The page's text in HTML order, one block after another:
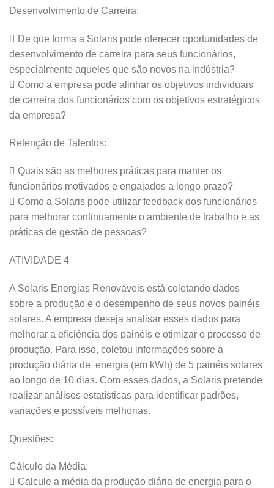
Desenvolvimento de Carreira:
 De que forma a Solaris pode oferecer oportunidades de
desenvolvimento de carreira para seus funcionários,
especialmente aqueles que são novos na indústria?
 Como a empresa pode alinhar os objetivos individuais
de carreira dos funcionários com os objetivos estratégicos
da empresa?
Retenção de Talentos:
 Quais são as melhores práticas para manter os
funcionários motivados e engajados a longo prazo?
 Como a Solaris pode utilizar feedback dos funcionários
para melhorar continuamente o ambiente de trabalho e as
práticas de gestão de pessoas?
ATIVIDADE 4
A Solaris Energias Renováveis está coletando dados
sobre a produção e o desempenho de seus novos painéis
solares. A empresa deseja analisar esses dados para
melhorar a eficiência dos painéis e otimizar o processo de
produção. Para isso, coletou informações sobre a
produção diária de energia (em kWh) de 5 painéis solares
ao longo de 10 dias. Com esses dados, a Solaris pretende
realizar análises estatísticas para identificar padrões,
variações e possíveis melhorias.
Questões:
Cálculo da Média:
 Calcule a média da produção diária de energia para o